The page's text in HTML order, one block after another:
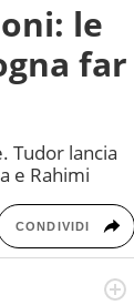
le
far
Tudor lancia
e Rahimi
CONDIVIDI